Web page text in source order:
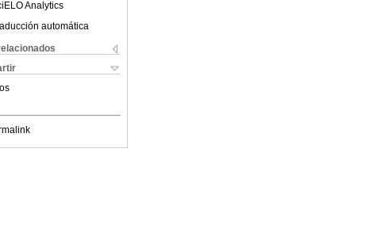
Analytics
automática